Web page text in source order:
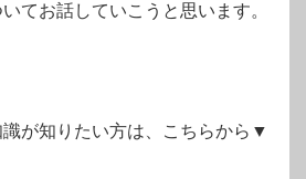
てお話していこうと思います。
が知りたい方は、こちらから▼